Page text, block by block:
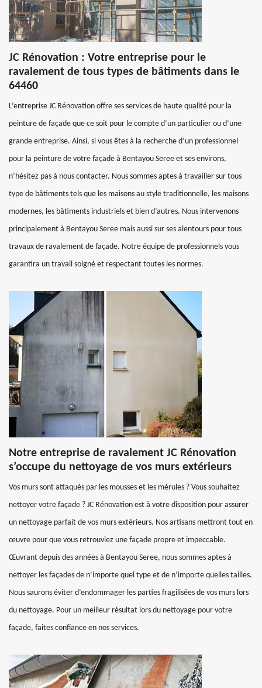
JC Rénovation : Votre entreprise pour le
ravalement de tous types de bâtiments dans le
64460
L’entreprise JC Rénovation offre ses services de haute qualité pour la
peinture de façade que ce soit pour le compte d’un particulier ou d’une
grande entreprise. Ainsi, si vous êtes à la recherche d’un professionnel
pour la peinture de votre façade à Bentayou Seree et ses environs,
n’hésitez pas à nous contacter. Nous sommes aptes à travailler sur tous
type de bâtiments tels que les maisons au style traditionnelle, les maisons
modernes, les bâtiments industriels et bien d’autres. Nous intervenons
principalement à Bentayou Seree mais aussi sur ses alentours pour tous
travaux de ravalement de façade. Notre équipe de professionnels vous
garantira un travail soigné et respectant toutes les normes.
Notre entreprise de ravalement JC Rénovation
s’occupe du nettoyage de vos murs extérieurs
Vos murs sont attaqués par les mousses et les mérules ? Vous souhaitez
nettoyer votre façade ? JC Rénovation est à votre disposition pour assurer
un nettoyage parfait de vos murs extérieurs. Nos artisans mettront tout en
œuvre pour que vous retrouviez une façade propre et impeccable.
Œuvrant depuis des années à Bentayou Seree, nous sommes aptes à
nettoyer les façades de n’importe quel type et de n’importe quelles tailles.
Nous saurons éviter d’endommager les parties fragilisées de vos murs lors
du nettoyage. Pour un meilleur résultat lors du nettoyage pour votre
façade, faites confiance en nos services.